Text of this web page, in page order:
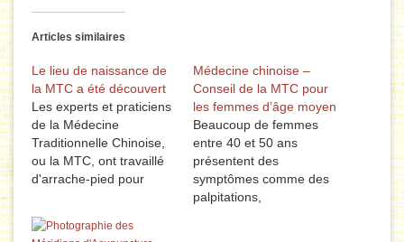
Articles similaires
Le lieu de naissance de
la MTC a été découvert
Les experts et praticiens
de la Médecine
Traditionnelle Chinoise,
ou la MTC, ont travaillé
d'arrache-pied pour
naissance exact de la
MTC. Récemment, les
Médecine chinoise –
Conseil de la MTC pour
les femmes d’âge moyen
Beaucoup de femmes
entre 40 et 50 ans
présentent des
symptômes comme des
palpitations,